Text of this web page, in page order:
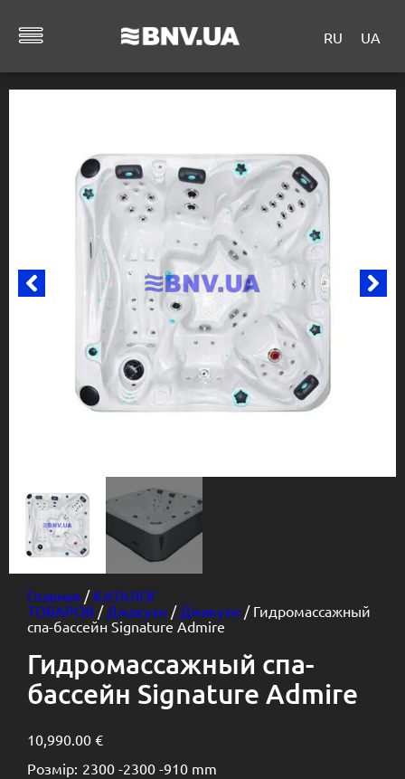
RU UA
Главная / КАТАЛОГ
ТОВАРОВ / Джакузи / Джакузи / Гидромассажный
спа-бассейн Signature Admire
Гидромассажный спа-
бассейн Signature Admire
10,990.00 €
Розмір: 2300 -2300 -910 mm